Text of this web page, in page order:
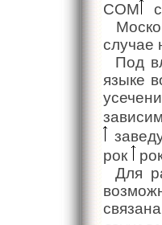
СОМ
случае
Под
языке
рок
Для